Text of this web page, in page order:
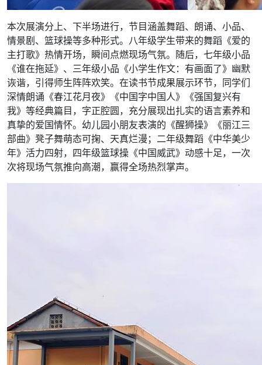
本次展演分上、下半场进行，节目涵盖舞蹈、朗诵、小品、
情景剧、篮球操等多种形式。八年级学生带来的舞蹈《爱的
主打歌》热情开场，瞬间点燃现场气氛。随后，七年级小品
《谁在拖延》、三年级小品《小学生作文：有画面了》幽默
诙谐，引得师生阵阵欢笑。在读书节成果展示环节，同学们
深情朗诵《春江花月夜》《中国字中国人》《强国复兴有
我》等经典篇目，字正腔圆，充分展现出扎实的语言素养和
真挚的爱国情怀。幼儿园小朋友表演的《醒狮操》《丽江三
部曲》凳子舞萌态可掬、天真烂漫；二年级舞蹈《中华美少
年》活力四射，四年级篮球操《中国威武》动感十足，一次
次将现场气氛推向高潮，赢得全场热烈掌声。